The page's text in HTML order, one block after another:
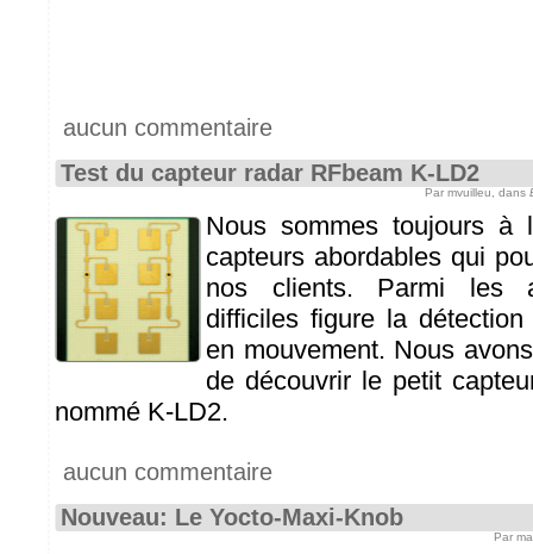
aucun commentaire
Test du capteur radar RFbeam K-LD2
Par mvuilleu, dans
Nous sommes toujours à
capteurs abordables qui
nos clients. Parmi les
difficiles figure la
en mouvement. Nous
de découvrir le petit
nommé K-LD2.
aucun commentaire
Nouveau: Le Yocto-Maxi-Knob
Par